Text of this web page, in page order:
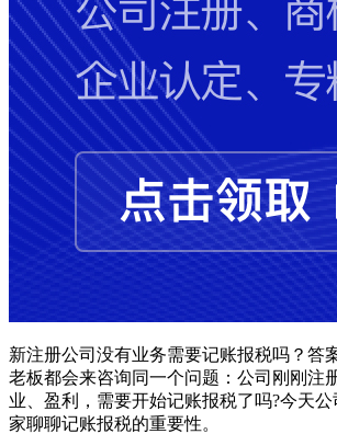
新注册公司没有业务需要记账报税吗？答
老板都会来咨询同一个问题：公司刚刚注
业、盈利，需要开始记账报税了吗?今天
家聊聊记账报税的重要性。